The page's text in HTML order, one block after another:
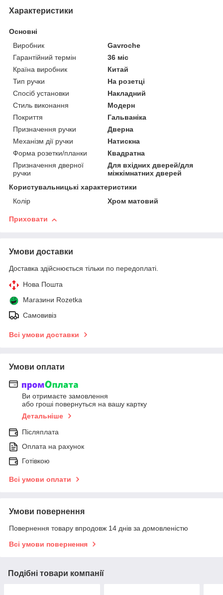
Характеристики
Основні
Виробник
Gavroche
Гарантійний термін
36 міс
Країна виробник
Китай
Тип ручки
На розетці
Спосіб установки
Накладний
Стиль виконання
Модерн
Покриття
Гальваніка
Призначення ручки
Дверна
Механізм дії ручки
Натискна
Форма розетки/планки
Квадратна
Призначення дверної
ручки
Для вхідних дверей/для
міжкімнатних дверей
Користувальницькі характеристики
Колір
Хром матовий
Приховати
Умови доставки
Доставка здійснюється тільки по передоплаті.
Нова Пошта
Магазини Rozetka
Самовивіз
Всі умови доставки
Умови оплати
Ви отримаєте замовлення
або гроші повернуться на вашу картку
Детальніше
Післяплата
Оплата на рахунок
Готівкою
Всі умови оплати
Умови повернення
Повернення товару впродовж 14 днів за домовленістю
Всі умови повернення
Подібні товари компанії